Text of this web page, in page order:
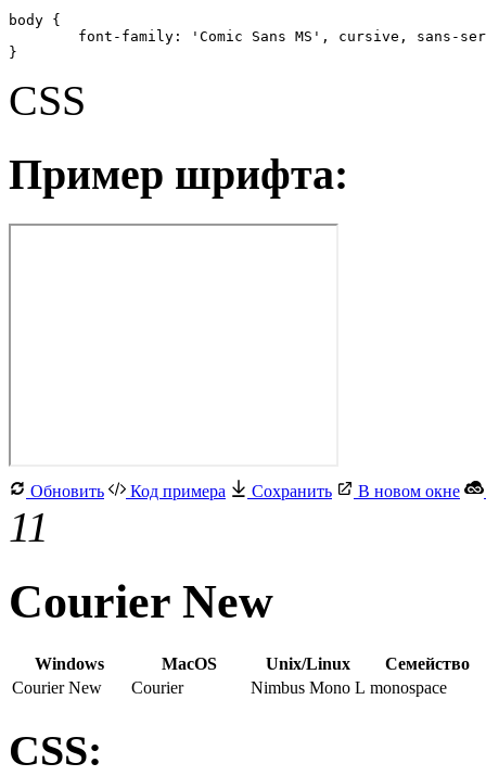
body {
}
CSS
Пример шрифта:
Обновить Код примера Сохранить В новом окне
11
Courier New
Windows MacOS Unix/Linux
Семейство
Courier New
Courier Nimbus Mono L monospace
CSS: